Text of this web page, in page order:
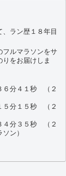
、ラン歴１８年目
フルマラソンをサ
をお届けしま
分４１秒 （２
分１５秒 （２
５秒 （２
ソン）